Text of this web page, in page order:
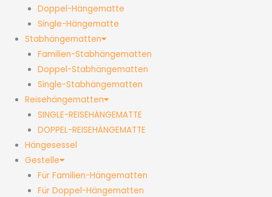
Doppel-Hängematte
Single-Hängematte
Stabhängematten
Familien-Stabhängematten
Doppel-Stabhängematten
Single-Stabhängematten
Reisehängematten
SINGLE-REISEHÄNGEMATTE
DOPPEL-REISEHÄNGEMATTE
Hängesessel
Gestelle
Für Familien-Hängematten
Für Doppel-Hängematten